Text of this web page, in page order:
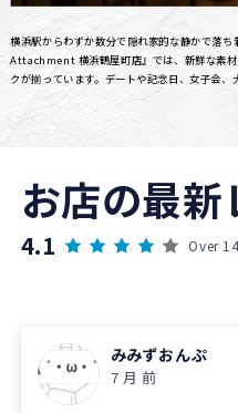
横浜駅からわずか数分で隠れ家的な静かで落
Attachment 横浜鶴屋町店』では、新鮮な素
クが揃っています。デートや記念日、女子会
お店の最新
4.1 Over
みみずおんぷ
7 月 前